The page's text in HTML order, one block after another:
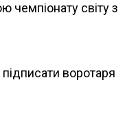
чемпіонату світу з
воротаря